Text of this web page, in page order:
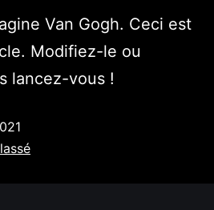
Van Gogh. Ceci est
Modifiez-le ou
lancez-vous !